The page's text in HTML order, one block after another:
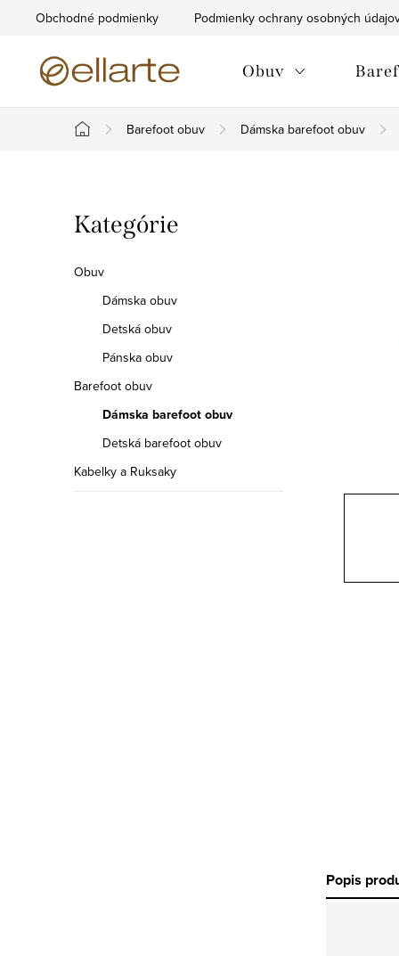
Obchodné podmienky Podmienky ochrany osobných
Obuv
Domov
Barefoot obuv Dámska barefoot obuv
o
č
p
e
Preskočiť
kategórie
Kategórie
Obuv
Dámska obuv
Detská obuv
Pánska obuv
Barefoot obuv
Dámska barefoot obuv
Detská barefoot obuv
Kabelky a Ruksaky
Popis